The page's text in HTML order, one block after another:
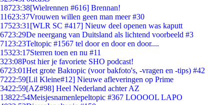
18723:38[Wielrennen #616] Brennan!
11623:37Vrouwen willen geen man meer #30
17523:31 [WLR SC #417] Nieuw deel openen was kaputt
6723:29De neergang van Duitsland als lichtend voorbeeld #3
71 23:23Teltopic #1567 tel door en door en door....
15323:17Sterren toen en nu #11
323:08Post hier je favoriete SHO podcast!
6723:01Het grote Baktopic (voor bakfoto's, -vragen en -tips) #42
7222:59[Lil Kleine#12] Nieuwe afleveringen op Prime
3422:59[AZ#98] Heel Nederland achter AZ
13822:54Meisjesnamenlepeltopic #367 LOOOOL LAPO